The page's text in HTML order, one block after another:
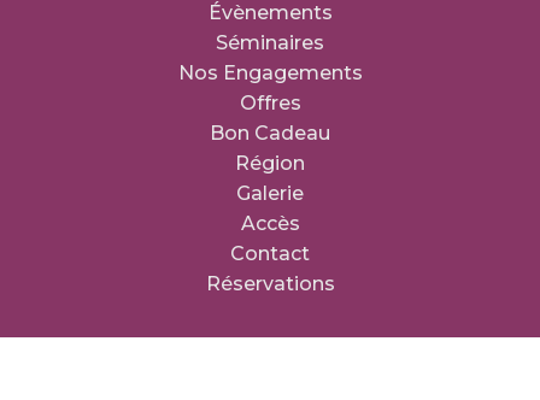
Évènements
Séminaires
Nos Engagements
Offres
Bon Cadeau
Région
Galerie
Accès
Contact
Réservations